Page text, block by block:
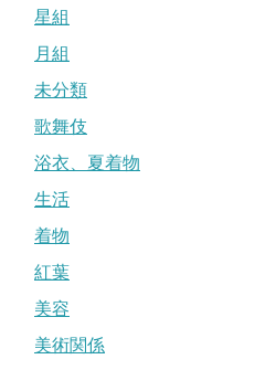
星組
月組
未分類
歌舞伎
浴衣、夏着物
生活
着物
紅葉
美容
美術関係